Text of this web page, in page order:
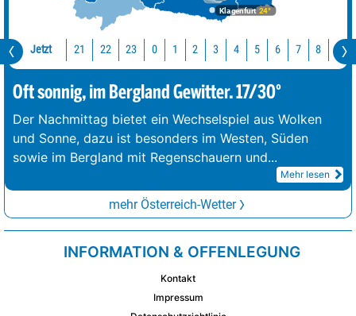
Klagenfurt 24°
Jetzt 21 22 23 0 1 2 3 4 5 6 7 8
Oft sonnig, im Bergland Gewitter. 17/30°
Der Nachmittag bietet ein Wechselspiel aus Wolken
und Sonne, dazu ist besonders im Westen, Süden
sowie im Bergland mit Regenschauern und...
Mehr lesen
mehr Österreich-Wetter
INFORMATION & OFFENLEGUNG
Kontakt
Impressum